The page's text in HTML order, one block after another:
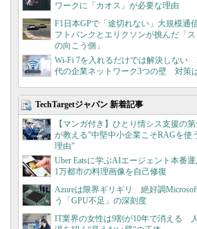
ワークに「カオス」が必要な理由
F1日本GPで「途切れない」大規模
フトバンクとエリクソンが挑んだ「ス
の向こう側」
Wi-Fi 7を入れるだけでは解決しない
代の企業ネットワーク3つの壁 対策
TechTargetジャパン 新着記事
【マンガ付き】ひとり情シス支援の
が教える”中堅中小企業こそRAGを使
理由”
Uber Eatsに学ぶAIエージェント本番
1万都市の料理画像を自己修復
Azureは限界ギリギリ 絶好調
う「GPU不足」の深刻度
IT業界の女性は9割が10年で消える